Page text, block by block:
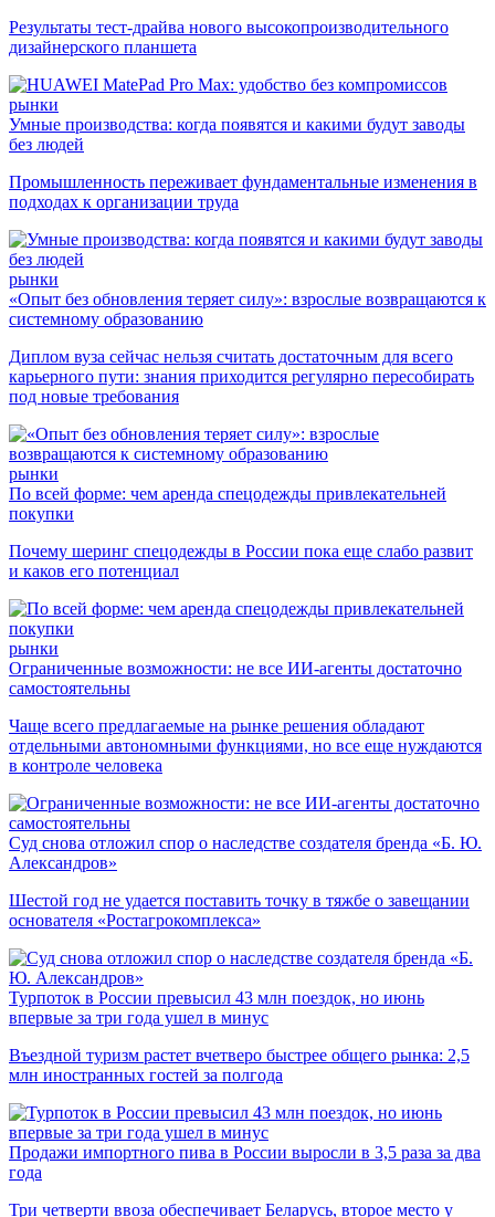
Результаты тест-драйва нового высокопроизводительного
дизайнерского планшета
рынки
Умные производства: когда появятся и какими будут заводы
без людей
Промышленность переживает фундаментальные изменения в
подходах к организации труда
рынки
«Опыт без обновления теряет силу»: взрослые возвращаются к
системному образованию
Диплом вуза сейчас нельзя считать достаточным для всего
карьерного пути: знания приходится регулярно пересобирать
под новые требования
рынки
По всей форме: чем аренда спецодежды привлекательней
покупки
Почему шеринг спецодежды в России пока еще слабо развит
и каков его потенциал
рынки
Ограниченные возможности: не все ИИ-агенты достаточно
самостоятельны
Чаще всего предлагаемые на рынке решения обладают
отдельными автономными функциями, но все еще нуждаются
в контроле человека
Суд снова отложил спор о наследстве создателя бренда «Б. Ю.
Александров»
Шестой год не удается поставить точку в тяжбе о завещании
основателя «Ростагрокомплекса»
Турпоток в России превысил 43 млн поездок, но июнь
впервые за три года ушел в минус
Въездной туризм растет вчетверо быстрее общего рынка: 2,5
млн иностранных гостей за полгода
Продажи импортного пива в России выросли в 3,5 раза за два
года
Три четверти ввоза обеспечивает Беларусь, второе место у